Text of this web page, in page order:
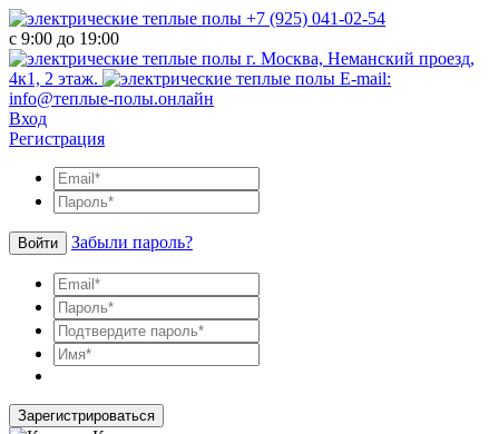
+7 (925) 041-02-54
с 9:00 до 19:00
г. Москва, Неманский проезд,
4к1, 2 этаж.
E-mail:
info@теплые-полы.онлайн
Вход
Регистрация
Войти Забыли пароль?
Зарегистрироваться